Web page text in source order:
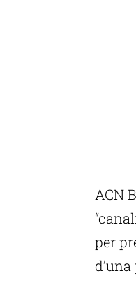
ACN
per